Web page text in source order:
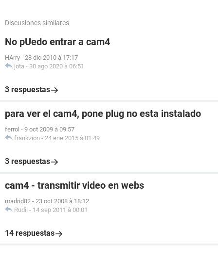
Discusiones similares
No pUedo entrar a cam4
HArry - 28 dic 2010 à 17:17
jota - 30 ago 2020 à 06:51
3 respuestas
para ver el cam4, pone plug no esta instalado
ferrol - 9 oct 2009 à 09:57
frankzion - 24 ene 2015 à 01:49
3 respuestas
cam4 - transmitir video en webs
madrid82 - 23 oct 2008 à 18:12
Rudii - 14 sep 2011 à 00:01
14 respuestas